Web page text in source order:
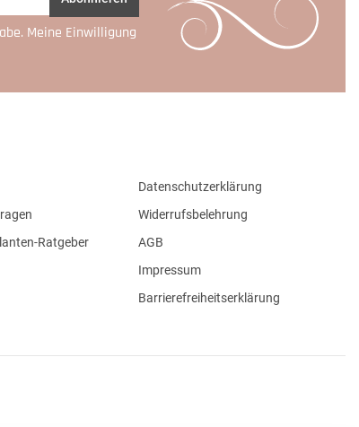
Meine Einwilligung
Ratgeber
Datenschutzerklärung
Widerrufsbelehrung
AGB
Impressum
Barrierefreiheitserklärung